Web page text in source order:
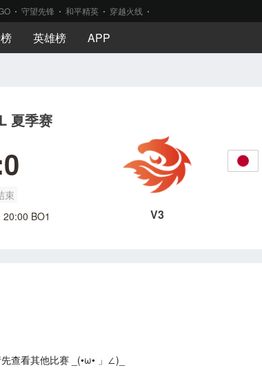
守望先锋 和平精英 穿越火线
英雄榜 APP
夏季赛
束
BO1
V3
查看其他比赛 _(•ω• 」∠)_